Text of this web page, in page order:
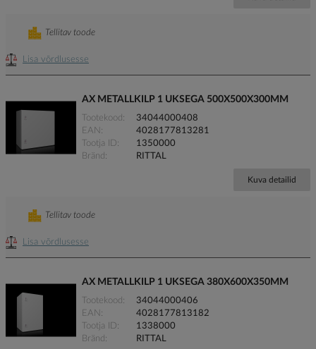
Lisa võrdlusesse
Tellitav toode
AX METALLKILP 1 UKSEGA 500X500X300MM
Tootekood
34044000408
EAN
4028177813281
Tootja ID
1350000
Bränd
RITTAL
Kuva detailid
Lisa võrdlusesse
Tellitav toode
AX METALLKILP 1 UKSEGA 380X600X350MM
Tootekood
34044000406
EAN
4028177813182
Tootja ID
1338000
Bränd
RITTAL